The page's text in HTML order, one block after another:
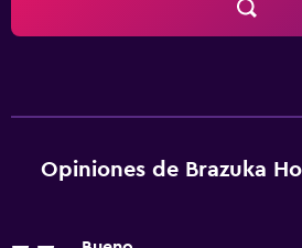
Opiniones de Brazuka